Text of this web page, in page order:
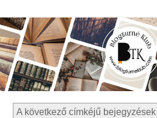
A következő címkéjű